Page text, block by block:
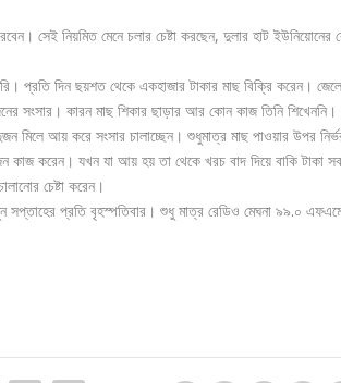
সেই নিয়মিত মেনে চলার চেষ্টা করছেন, দুলার হাট ইউনিয়োনের
প্রতি দিন ছয়শত থেকে একহাজার টাকার মাছ বিক্রি করেন। জেলে
সংসার। কারন মাছ শিকার ছাড়ার আর কোন কাজ তিনি শিখেননি।
মিলে আয় করে সংসার চালাচ্ছেন। শুধুমাত্র মাছ পাওয়ার উপর
কাজ করেন। যখন যা আয় হয় তা থেকে খরচ বাদ দিয়ে বাকি টাকা
চেষ্টা করেন।
সপ্তাহের প্রতি বৃহস্পতিবার। শুধু মাত্র রেডিও মেঘনা ৯৯.০